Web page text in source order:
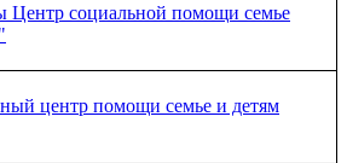
Центр социальной помощи семье
центр помощи семье и детям